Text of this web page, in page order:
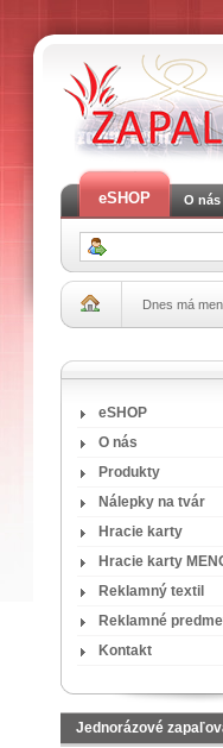
eSHOP O nás
Dnes má
eSHOP
O nás
Produkty
Nálepky na tvár
Hracie karty
Hracie karty
Reklamný textil
Reklamné
Kontakt
Jednorázové